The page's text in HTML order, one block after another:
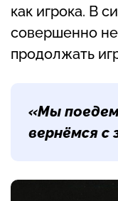
как игрока. В
совершенно
продолжать
«Мы
вернёмся с